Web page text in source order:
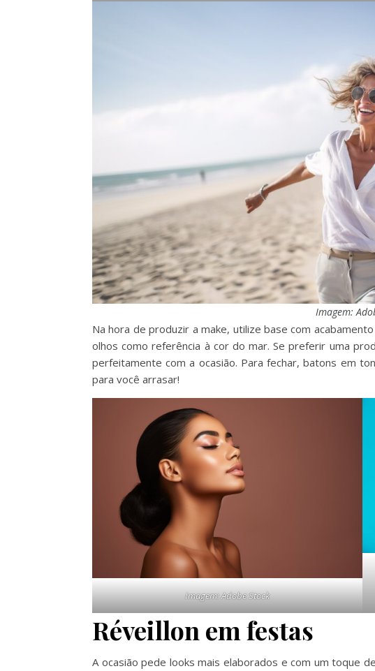
Imagem:
Na hora de produzir a make, utilize base com
olhos como referência à cor do mar. Se preferir uma
perfeitamente com a ocasião. Para fechar, batons em
para você arrasar!
Imagem: Adobe Stock
Réveillon em festas
A ocasião pede looks mais elaborados e com um toque